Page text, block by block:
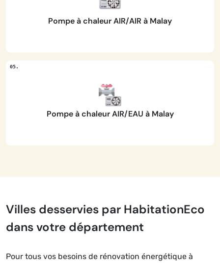
Pompe à chaleur AIR/AIR à Malay
Pompe à chaleur AIR/EAU à Malay
Villes desservies par HabitationEco
dans votre département
Pour tous vos besoins de rénovation énergétique à